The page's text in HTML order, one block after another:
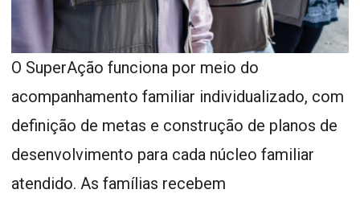
O SuperAção funciona por meio do
acompanhamento familiar individualizado, com
definição de metas e construção de planos de
desenvolvimento para cada núcleo familiar
atendido. As famílias recebem